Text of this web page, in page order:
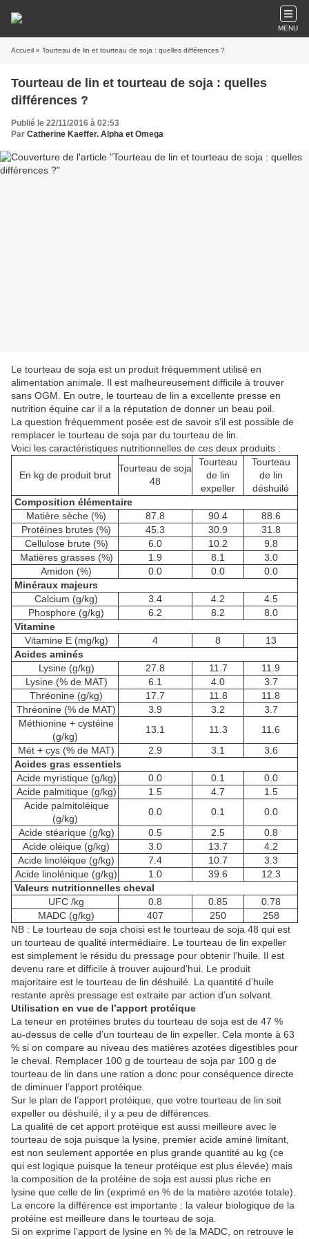
MENU
Accueil » Tourteau de lin et tourteau de soja : quelles différences ?
Tourteau de lin et tourteau de soja : quelles
différences ?
Publié le 22/11/2016 à 02:53
Par Catherine Kaeffer. Alpha et Omega
Le tourteau de soja est un produit fréquemment utilisé en
alimentation animale. Il est malheureusement difficile à trouver
sans OGM. En outre, le tourteau de lin a excellente presse en
nutrition équine car il a la réputation de donner un beau poil.
La question fréquemment posée est de savoir s’il est possible de
remplacer le tourteau de soja par du tourteau de lin.
Voici les caractéristiques nutritionnelles de ces deux produits :
En kg de produit brut
Tourteau de soja
48
Tourteau
de lin
expeller
Tourteau
de lin
déshuilé
Composition élémentaire
Matière sèche (%)
87.8 90.4
88.6
Protéines brutes (%)
45.3 30.9
31.8
Cellulose brute (%)
6.0 10.2
9.8
Matières grasses (%)
1.9 8.1
3.0
Amidon (%)
0.0 0.0
0.0
Minéraux majeurs
Calcium (g/kg)
3.4 4.2
4.5
Phosphore (g/kg)
6.2 8.2
8.0
Vitamine
Vitamine E (mg/kg)
4 8
13
Acides aminés
Lysine (g/kg)
27.8 11.7
11.9
Lysine (% de MAT)
6.1 4.0
3.7
Thréonine (g/kg)
17.7 11.8
11.8
Thréonine (% de MAT)
3.9 3.2
3.7
Méthionine + cystéine
(g/kg)
13.1 11.3
11.6
Mét + cys (% de MAT)
2.9 3.1
3.6
Acides gras essentiels
Acide myristique (g/kg)
0.0 0.1
0.0
Acide palmitique (g/kg)
1.5 4.7
1.5
Acide palmitoléique
(g/kg)
0.0 0.1
0.0
Acide stéarique (g/kg)
0.5 2.5
0.8
Acide oléique (g/kg)
3.0 13.7
4.2
Acide linoléique (g/kg)
7.4 10.7
3.3
Acide linolénique (g/kg)
1.0 39.6
12.3
Valeurs nutritionnelles cheval
UFC /kg
0.8 0.85
0.78
MADC (g/kg)
407 250
258
NB : Le tourteau de soja choisi est le tourteau de soja 48 qui est
un tourteau de qualité intermédiaire. Le tourteau de lin expeller
est simplement le résidu du pressage pour obtenir l’huile. Il est
devenu rare et difficile à trouver aujourd’hui. Le produit
majoritaire est le tourteau de lin déshuilé. La quantité d’huile
restante après pressage est extraite par action d’un solvant.
Utilisation en vue de l’apport protéique
La teneur en protéines brutes du tourteau de soja est de 47 %
au-dessus de celle d’un tourteau de lin expeller. Cela monte à 63
% si on compare au niveau des matières azotées digestibles pour
le cheval. Remplacer 100 g de tourteau de soja par 100 g de
tourteau de lin dans une ration a donc pour conséquence directe
de diminuer l’apport protéique.
Sur le plan de l’apport protéique, que votre tourteau de lin soit
expeller ou déshuilé, il y a peu de différences.
La qualité de cet apport protéique est aussi meilleure avec le
tourteau de soja puisque la lysine, premier acide aminé limitant,
est non seulement apportée en plus grande quantité au kg (ce
qui est logique puisque la teneur protéique est plus élevée) mais
la composition de la protéine de soja est aussi plus riche en
lysine que celle de lin (exprimé en % de la matière azotée totale).
La encore la différence est importante : la valeur biologique de la
protéine est meilleure dans le tourteau de soja.
Si on exprime l’apport de lysine en % de la MADC, on retrouve le